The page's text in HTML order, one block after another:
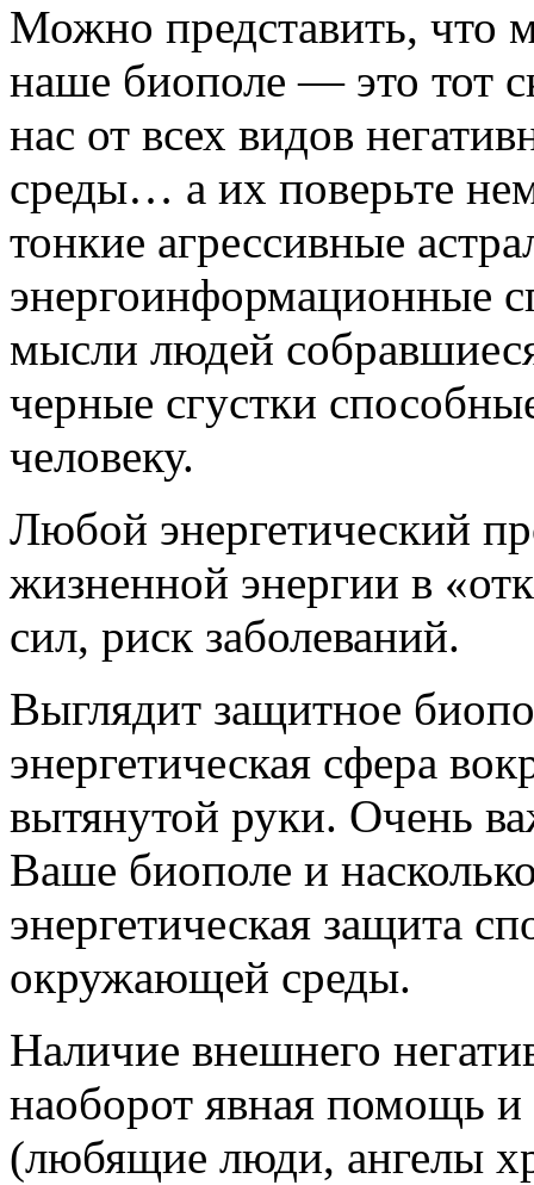
Можно представить, что
наше биополе — это тот
нас от всех видов
среды… а их поверьте
тонкие агрессивные
энергоинформационные
мысли людей
черные сгустки
человеку.
Любой энергетический
жизненной энергии в
сил, риск заболеваний.
Выглядит защитное
энергетическая сфера
вытянутой руки. Очень
Ваше биополе и
энергетическая защита
окружающей среды.
Наличие внешнего
наоборот явная помощь
(любящие люди, ангелы